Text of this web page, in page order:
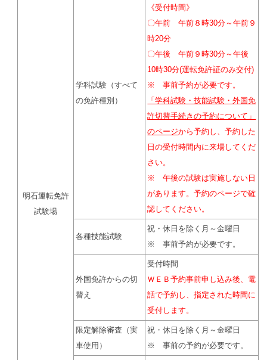
明石運転免許
試験場
学科試験（すべて
の免許種別）
《受付時間》
〇午前 午前８時30分～午前９
時20分
〇午後 午前９時30分～午後
10時30分(運転免許証のみ交付)
※ 事前予約が必要です。
「学科試験・技能試験・外国免
許切替手続きの予約について」
のページから予約し、予約した
日の受付時間内に来場してくだ
さい。
※ 午後の試験は実施しない日
があります。予約のページで確
認してください。
各種技能試験
祝・休日を除く月～金曜日
※ 事前予約が必要です。
外国免許からの切
替え
受付時間
ＷＥＢ予約事前申し込み後、電
話で予約し、指定された時間に
受付します。
限定解除審査（実
車使用）
祝・休日を除く月～金曜日
※ 事前の予約が必要です。